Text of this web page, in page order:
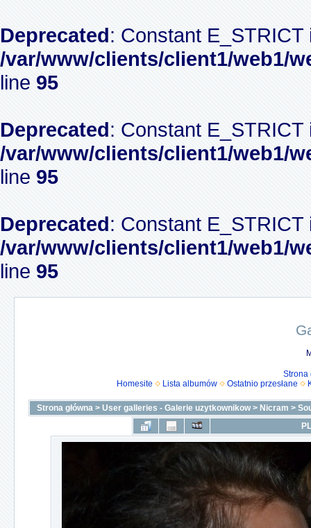
Deprecated: Constant
/var/www/clients/client1/web1/
line 95
Deprecated: Constant
/var/www/clients/client1/web1/
line 95
Deprecated: Constant
/var/www/clients/client1/web1/
line 95
Strona
Homesite
Lista albumów Ostatnio przesłane
Strona główna > User galleries - Galerie uzytkownikow> Nicram >